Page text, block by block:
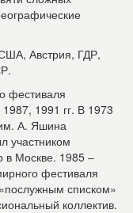
Австрия, ГДР,
фестиваля
1991 гг. В 1973
А. Яшина
участником
в Москве. 1985 –
фестиваля
списком»
коллектив.